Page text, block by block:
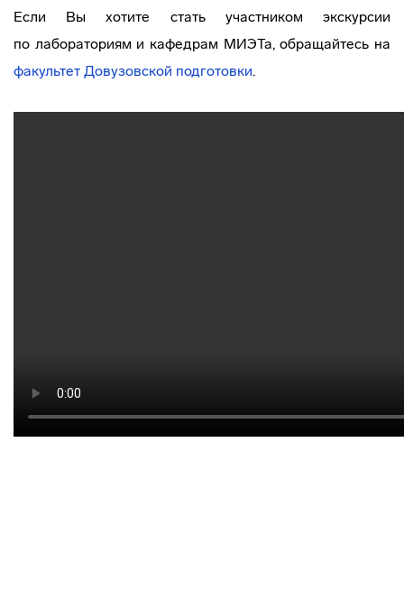
Если Вы хотите стать участником экскурсии
по лабораториям и кафедрам МИЭТа, обращайтесь на
факультет Довузовской подготовки.